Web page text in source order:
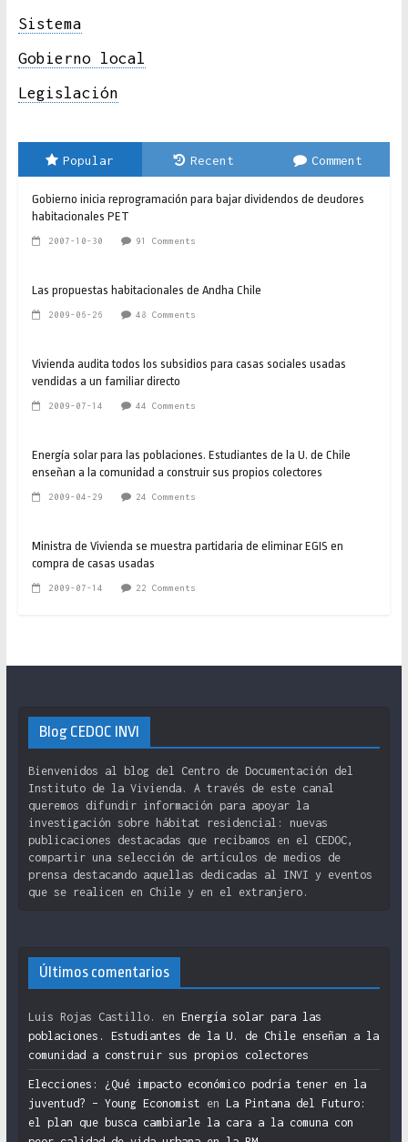
Sistema
Gobierno local
Legislación
Popular Recent Comment
Gobierno inicia reprogramación para bajar dividendos de deudores
habitacionales PET
2007-10-30 91 Comments
Las propuestas habitacionales de Andha Chile
2009-06-26 48 Comments
Vivienda audita todos los subsidios para casas sociales usadas
vendidas a un familiar directo
2009-07-14 44 Comments
Energía solar para las poblaciones. Estudiantes de la U. de Chile
enseñan a la comunidad a construir sus propios colectores
2009-04-29 24 Comments
Ministra de Vivienda se muestra partidaria de eliminar EGIS en
compra de casas usadas
2009-07-14 22 Comments
Blog CEDOC INVI
Bienvenidos al blog del Centro de Documentación del
Instituto de la Vivienda. A través de este canal
queremos difundir información para apoyar la
investigación sobre hábitat residencial: nuevas
publicaciones destacadas que recibamos en el CEDOC,
compartir una selección de artículos de medios de
prensa destacando aquellas dedicadas al INVI y eventos
que se realicen en Chile y en el extranjero.
Últimos comentarios
Luis Rojas Castillo. en Energía solar para las
poblaciones. Estudiantes de la U. de Chile enseñan a la
comunidad a construir sus propios colectores
Elecciones: ¿Qué impacto económico podría tener en la
juventud? – Young Economist en La Pintana del Futuro:
el plan que busca cambiarle la cara a la comuna con